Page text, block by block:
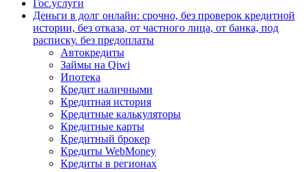
Гос.услуги
Деньги в долг онлайн: срочно, без проверок кредитной
истории, без отказа, от частного лица, от банка, под
расписку. без предоплаты
Автокредиты
Займы на Qiwi
Ипотека
Кредит наличными
Кредитная история
Кредитные калькуляторы
Кредитные карты
Кредитный брокер
Кредиты WebMoney
Кредиты в регионах